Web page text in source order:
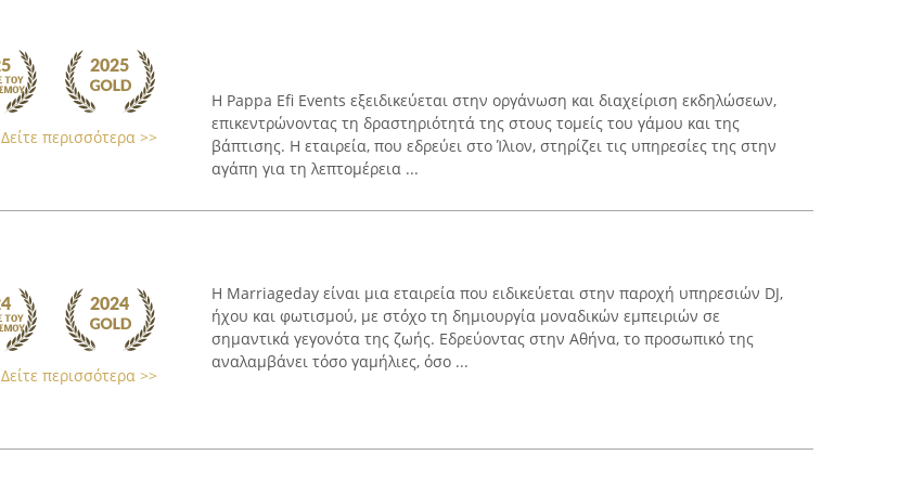
Δείτε περισσότερα >>
Η Pappa Efi Events εξειδικεύεται στην οργάνωση και διαχείριση εκδηλώσεων,
επικεντρώνοντας τη δραστηριότητά της στους τομείς του γάμου και της
βάπτισης. Η εταιρεία, που εδρεύει στο Ίλιον, στηρίζει τις υπηρεσίες της στην
αγάπη για τη λεπτομέρεια ...
Δείτε περισσότερα >>
Η Marriageday είναι μια εταιρεία που ειδικεύεται στην παροχή υπηρεσιών DJ,
ήχου και φωτισμού, με στόχο τη δημιουργία μοναδικών εμπειριών σε
σημαντικά γεγονότα της ζωής. Εδρεύοντας στην Αθήνα, το προσωπικό της
αναλαμβάνει τόσο γαμήλιες, όσο ...